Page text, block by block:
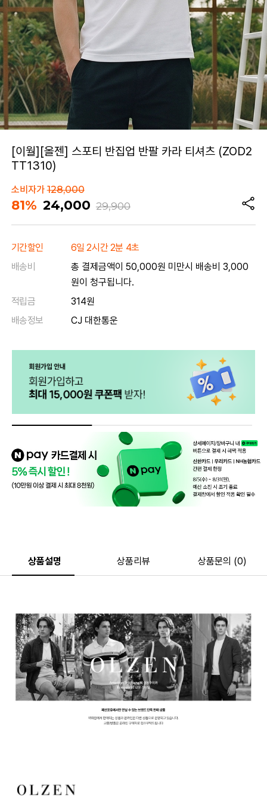
[이월][올젠] 스포티 반집업 반팔 카라 티셔츠 (ZOD2
TT1310)
소비자가128,000
81% 24,000 29,900
기간할인
6일 2시간 2분 4초
배송비
총 결제금액이 50,000원 미만시 배송비 3,000
원이 청구됩니다.
적립금
314원
배송정보
CJ 대한통운
상품설명 상품리뷰 상품문의 (0)